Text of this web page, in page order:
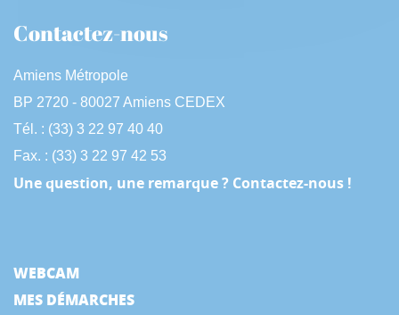
Contactez-nous
Amiens Métropole
BP 2720 - 80027 Amiens CEDEX
Tél. : (33) 3 22 97 40 40
Fax. : (33) 3 22 97 42 53
Une question, une remarque ? Contactez-nous !
WEBCAM
MES DÉMARCHES